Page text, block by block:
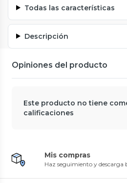
Todas las características
Descripción
Opiniones del producto
Este producto no tiene
calificaciones
Mis compras
Haz seguimiento y descarga